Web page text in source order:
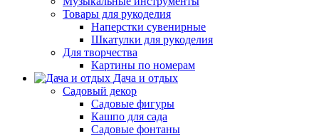
Товары для рукоделия
Наперстки сувенирные
Шкатулки для рукоделия
Для творчества
Картины по номерам
Дача и отдых
Садовый декор
Садовые фигуры
Кашпо для сада
Садовые фонтаны